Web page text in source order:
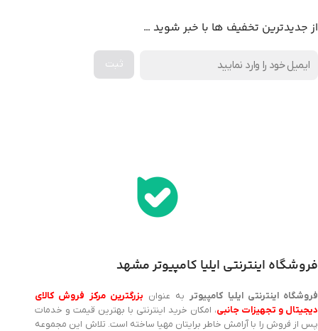
از جدیدترین تخفیف ها با خبر شوید …
فروشگاه اینترنتی ایلیا کامپیوتر مشهد
فروشگاه اینترنتی ایلیا کامپیوتر به عنوان بزرگترین مرکز فروش کالای
دیجیتال و تجهیزات جانبی، امکان خرید اینترنتی با بهترین قیمت و خدمات
پس از فروش را با آرامش خاطر برایتان مهیا ساخته است. تلاش این مجموعه